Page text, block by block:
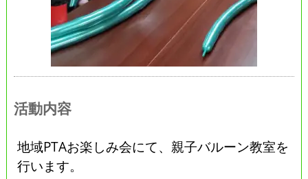
活動内容
地域PTAお楽しみ会にて、親子バルーン教室を
行います。